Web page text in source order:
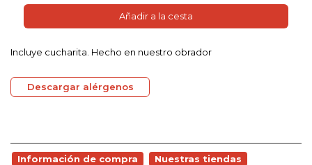
Añadir a la cesta
Incluye cucharita. Hecho en nuestro obrador
Descargar alérgenos
Información de compra
Nuestras tiendas